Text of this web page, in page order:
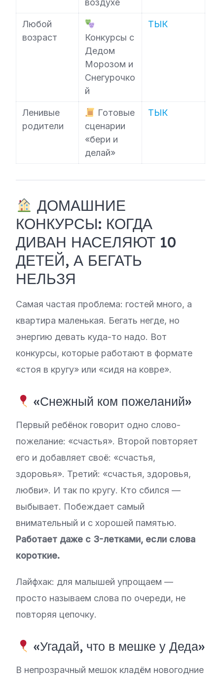
воздухе
Любой
возраст
Конкурсы с
Дедом
Морозом и
Снегурочко
й
ТЫК
Ленивые
родители
Готовые
сценарии
«бери и
делай»
ТЫК
ДОМАШНИЕ
КОНКУРСЫ: КОГДА
ДИВАН НАСЕЛЯЮТ 10
ДЕТЕЙ, А БЕГАТЬ
НЕЛЬЗЯ
Самая частая проблема: гостей много, а
квартира маленькая. Бегать негде, но
энергию девать куда-то надо. Вот
конкурсы, которые работают в формате
«стоя в кругу» или «сидя на ковре».
«Снежный ком пожеланий»
Первый ребёнок говорит одно слово-
пожелание: «счастья». Второй повторяет
его и добавляет своё: «счастья,
здоровья». Третий: «счастья, здоровья,
любви». И так по кругу. Кто сбился —
выбывает. Побеждает самый
внимательный и с хорошей памятью.
Работает даже с 3-летками, если слова
короткие.
Лайфхак: для малышей упрощаем —
просто называем слова по очереди, не
повторяя цепочку.
«Угадай, что в мешке у Деда»
В непрозрачный мешок кладём новогодние